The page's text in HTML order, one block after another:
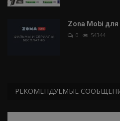
Zona Mobi
0 54344
РЕКОМЕНДУЕМЫЕ